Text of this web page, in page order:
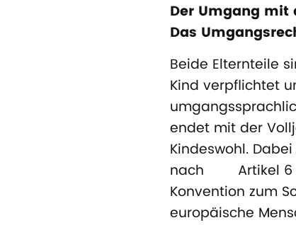
Der Umgang mit
Das
Beide Elternteile
Kind verpflichtet
endet mit der
Kindeswohl.
nach Artikel 6
Konvention zum
europäische